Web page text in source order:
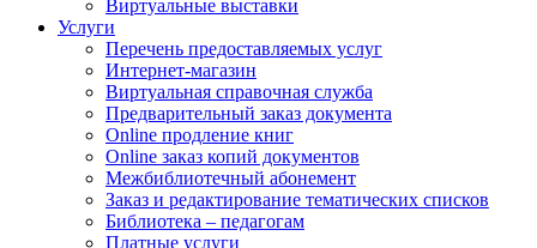
Виртуальные выставки
Услуги
Перечень предоставляемых услуг
Интернет-магазин
Виртуальная справочная служба
Предварительный заказ документа
Online продление книг
Online заказ копий документов
Межбиблиотечный абонемент
Заказ и редактирование тематических списков
Библиотека – педагогам
Платные услуги